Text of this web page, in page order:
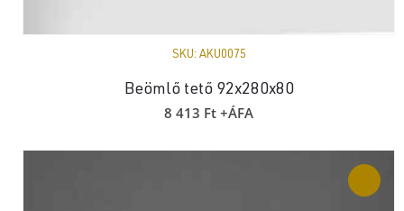
SKU: AKU0075
Beömlő tető 92x280x80
8 413 Ft +ÁFA